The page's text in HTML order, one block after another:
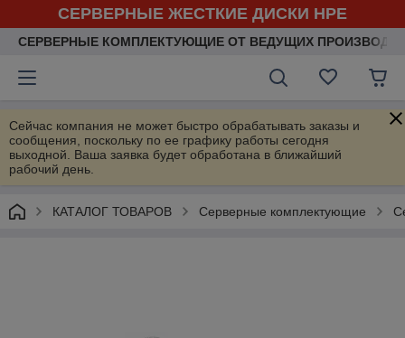
СЕРВЕРНЫЕ ЖЕСТКИЕ ДИСКИ HPE
СЕРВЕРНЫЕ КОМПЛЕКТУЮЩИЕ ОТ ВЕДУЩИХ
Сейчас компания не может быстро обрабатывать заказы и
сообщения, поскольку по ее графику работы сегодня
выходной. Ваша заявка будет обработана в ближайший
рабочий день.
КАТАЛОГ ТОВАРОВ Серверные комплектующие